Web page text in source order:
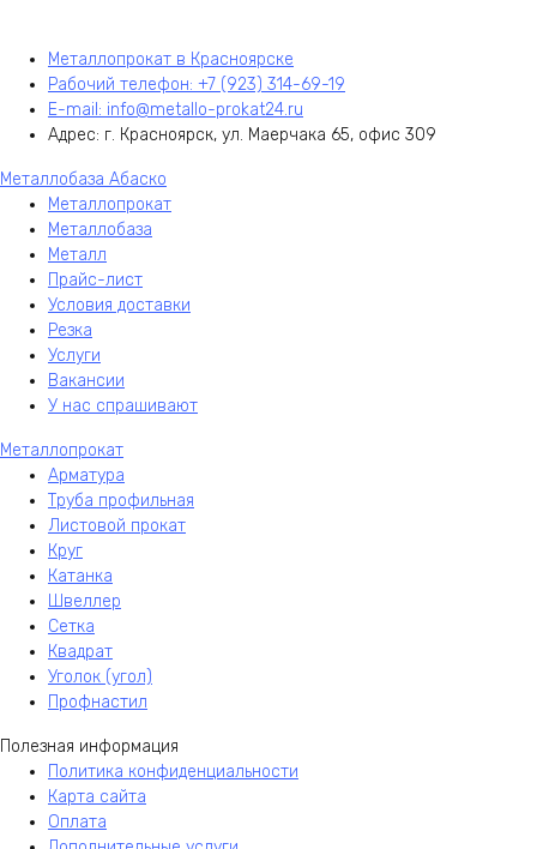
Металлопрокат в Красноярске
Рабочий телефон: +7 (923) 314-69-19
E-mail: info@metallo-prokat24.ru
Адрес: г. Красноярск, ул. Маерчака 65, офис 309
Металлобаза Абаско
Металлопрокат
Металлобаза
Металл
Прайс-лист
Условия доставки
Резка
Услуги
Вакансии
У нас спрашивают
Металлопрокат
Арматура
Труба профильная
Листовой прокат
Круг
Катанка
Швеллер
Сетка
Квадрат
Уголок (угол)
Профнастил
Полезная информация
Политика конфиденциальности
Карта сайта
Оплата